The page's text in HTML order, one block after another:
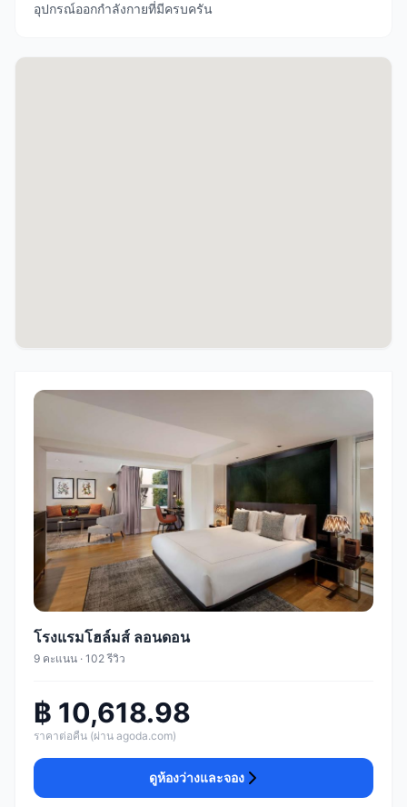
อุปกรณ์ออกกำลังกายที่มีครบครัน
โรงแรมโฮล์มส์ ลอนดอน
9 คะแนน · 102 รีวิว
฿ 10,618.98
ราคาต่อคืน (ผ่าน agoda.com)
ดูห้องว่างและจอง